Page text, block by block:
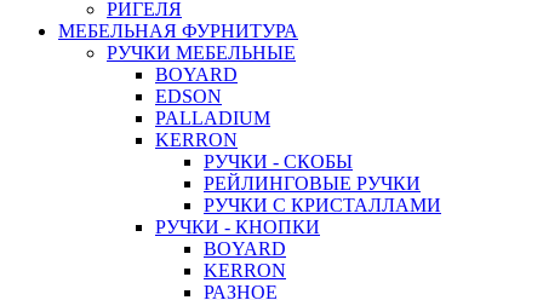
РИГЕЛЯ
МЕБЕЛЬНАЯ ФУРНИТУРА
РУЧКИ МЕБЕЛЬНЫЕ
BOYARD
EDSON
PALLADIUM
KERRON
РУЧКИ - СКОБЫ
РЕЙЛИНГОВЫЕ РУЧКИ
РУЧКИ С КРИСТАЛЛАМИ
РУЧКИ - КНОПКИ
BOYARD
KERRON
РАЗНОЕ